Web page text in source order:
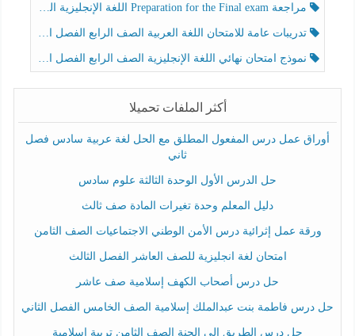
مراجعة Preparation for the Final exam اللغة الإنجليزية الصف الرابع الفصل الثالث
تدريبات عامة للامتحان اللغة العربية الصف الرابع الفصل الثالث
نموذج امتحان نهائي اللغة الإنجليزية الصف الرابع الفصل الثالث
أكثر الملفات تحميلا
أوراق عمل درس المفعول المطلق مع الحل لغة عربية سادس فصل
ثاني
حل الدرس الأول الوحدة الثالثة علوم سادس
دليل المعلم وحدة تغيرات المادة صف ثالث
ورقة عمل إثرائية درس الأمن الوطني الاجتماعيات الصف الثامن
امتحان لغة انجليزية للصف العاشر الفصل الثالث
حل درس أصحاب الكهف إسلامية صف عاشر
حل درس فاطمة بنت عبدالملك إسلامية الصف الخامس الفصل الثاني
حل درس الطريق إلى الجنة الصف الثامن تربية إسلامية